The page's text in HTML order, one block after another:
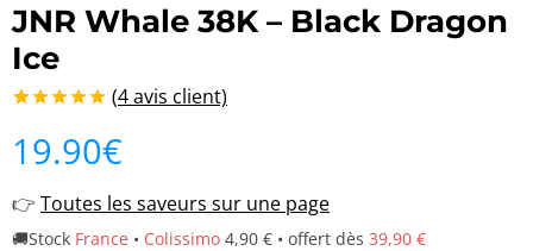
JNR Whale 38K – Black Dragon
Ice
sur 5 basé
sur
client
(4avis client)
19.90€
👉 Toutes les saveurs sur une page
🚚Stock France • Colissimo 4,90 € • offert dès 39,90 €